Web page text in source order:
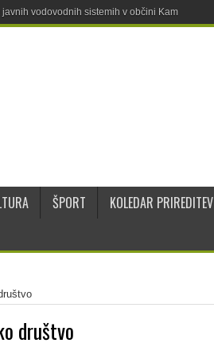
vodovodnih sistemih v občini Kamnik
ŠPORT KOLEDAR PRIREDITEV
društvo